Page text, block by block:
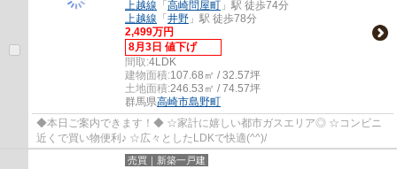
上越線 「 高崎問屋町 」駅 徒歩74分
上越線 「 井野 」駅 徒歩78分
2,499万円
8月3日 値下げ
間取:4LDK
建物面積:107.68㎡ / 32.57坪
土地面積:246.53㎡ / 74.57坪
群馬県高崎市島野町
◆本日ご案内できます！◆ ☆家計に嬉しい都市ガスエリア◎ ☆コンビニ
近くで買い物便利♪ ☆広々としたLDKで快適(^^)/
売買｜新築一戸建